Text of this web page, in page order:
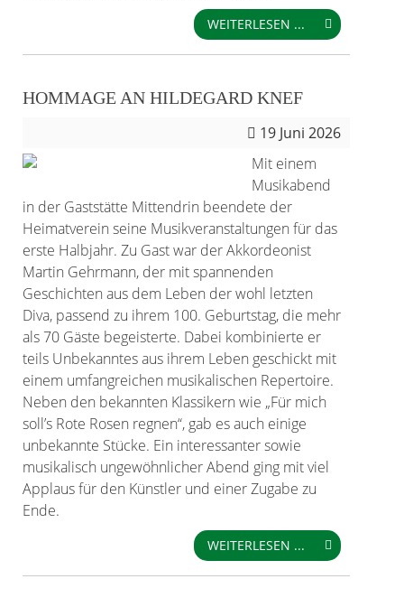
WEITERLESEN ...
HOMMAGE AN HILDEGARD KNEF
19 Juni 2026
Mit einem
Musikabend
in der Gaststätte Mittendrin beendete der
Heimatverein seine Musikveranstaltungen für das
erste Halbjahr. Zu Gast war der Akkordeonist
Martin Gehrmann, der mit spannenden
Geschichten aus dem Leben der wohl letzten
Diva, passend zu ihrem 100. Geburtstag, die mehr
als 70 Gäste begeisterte. Dabei kombinierte er
teils Unbekanntes aus ihrem Leben geschickt mit
einem umfangreichen musikalischen Repertoire.
Neben den bekannten Klassikern wie „Für mich
soll’s Rote Rosen regnen“, gab es auch einige
unbekannte Stücke. Ein interessanter sowie
musikalisch ungewöhnlicher Abend ging mit viel
Applaus für den Künstler und einer Zugabe zu
Ende.
WEITERLESEN ...